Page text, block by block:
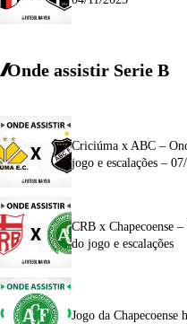
Onde assistir Serie B
Criciúma x ABC –
jogo e escalações – 07/
CRB x Chapecoense
do jogo e escalações
Jogo da Chapecoense